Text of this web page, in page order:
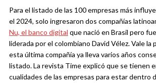
Para el listado de las 100 empresas más
el 2024, solo ingresaron dos compañías
Nu, el banco digital que nació en Brasil pero
liderada por el colombiano David Vélez. Vale la
esta última compañía ya lleva varios años
listado.La revista Time explicó que se tienen
cualidades de las empresas para estar dentro